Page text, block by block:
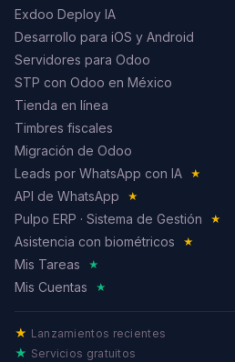
Exdoo Deploy IA
Desarrollo para iOS y Android
Servidores para Odoo
STP con Odoo en México
Tienda en línea
Timbres fiscales
Migración de Odoo
Leads por WhatsApp con IA
★
API de WhatsApp ★
Pulpo ERP · Sistema de Gestión ★
Asistencia con biométricos ★
Mis Tareas ★
Mis Cuentas ★
★ Lanzamientos recientes
★ Servicios gratuitos